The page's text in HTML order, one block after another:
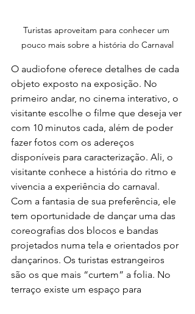
Turistas aproveitam para conhecer um
pouco mais sobre a história do Carnaval
O audiofone oferece detalhes de cada
objeto exposto na exposição. No
primeiro andar, no cinema interativo, o
visitante escolhe o filme que deseja ver
com 10 minutos cada, além de poder
fazer fotos com os adereços
disponíveis para caracterização. Ali, o
visitante conhece a história do ritmo e
vivencia a experiência do carnaval.
Com a fantasia de sua preferência, ele
tem oportunidade de dançar uma das
coreografias dos blocos e bandas
projetados numa tela e orientados por
dançarinos. Os turistas estrangeiros
são os que mais “curtem” a folia. No
terraço existe um espaço para